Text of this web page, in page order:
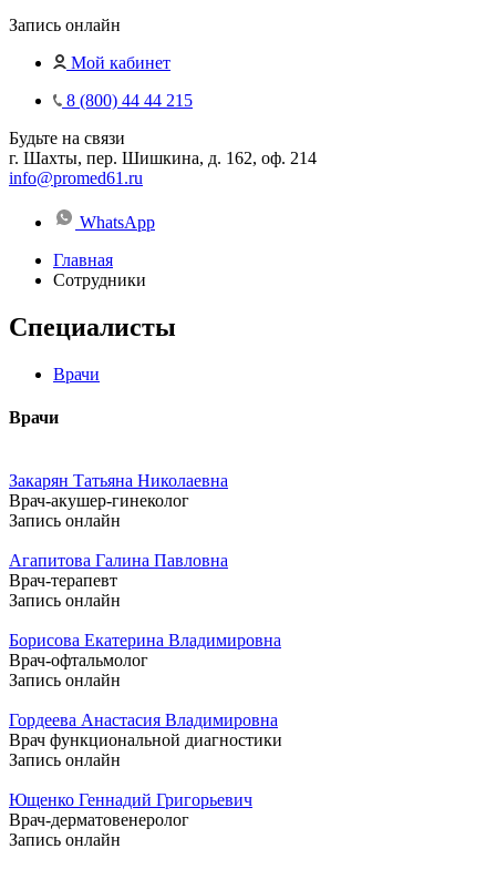
Запись онлайн
Мой кабинет
8 (800) 44 44 215
Будьте на связи
г. Шахты, пер. Шишкина, д. 162, оф. 214
info@promed61.ru
WhatsApp
Главная
Сотрудники
Специалисты
Врачи
Врачи
Закарян Татьяна Николаевна
Врач-акушер-гинеколог
Запись онлайн
Агапитова Галина Павловна
Врач-терапевт
Запись онлайн
Борисова Екатерина Владимировна
Врач-офтальмолог
Запись онлайн
Гордеева Анастасия Владимировна
Врач функциональной диагностики
Запись онлайн
Ющенко Геннадий Григорьевич
Врач-дерматовенеролог
Запись онлайн